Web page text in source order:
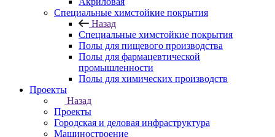
Специальные химстойкие покрытия
Назад
Специальные химстойкие покрытия
Полы для пищевого производства
Полы для фармацевтической
промышленности
Полы для химических производств
Проекты
Назад
Проекты
Городская и деловая инфраструктура
Машиностроение